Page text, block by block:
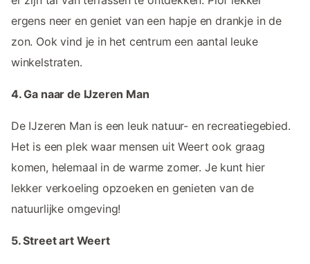
ergens neer en geniet van een hapje en drankje in de
zon. Ook vind je in het centrum een aantal leuke
winkelstraten.
4. Ga naar de IJzeren Man
De IJzeren Man is een leuk natuur- en recreatiegebied.
Het is een plek waar mensen uit Weert ook graag
komen, helemaal in de warme zomer. Je kunt hier
lekker verkoeling opzoeken en genieten van de
natuurlijke omgeving!
5. Street art Weert